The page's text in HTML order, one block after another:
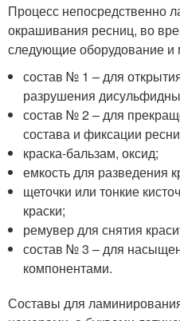
Процесс непосредственно
окрашивания ресниц, во
следующие оборудование и
состав № 1 – для
разрушения
состав № 2 – для
состава и фиксации
краска-бальзам, оксид;
емкость для разведения
щеточки или тонкие
краски;
ремувер для снятия
состав № 3 – для
компонентами.
Составы для